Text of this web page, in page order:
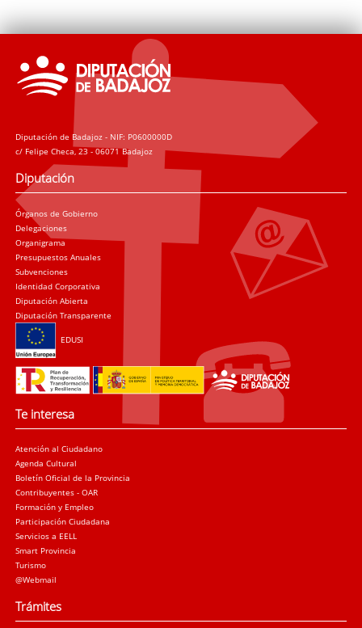
Diputación de Badajoz - NIF: P0600000D
c/ Felipe Checa, 23 - 06071 Badajoz
Diputación
Órganos de Gobierno
Delegaciones
Organigrama
Presupuestos Anuales
Subvenciones
Identidad Corporativa
Diputación Abierta
Diputación Transparente
EDUSI
Te interesa
Atención al Ciudadano
Agenda Cultural
Boletín Oficial de la Provincia
Contribuyentes - OAR
Formación y Empleo
Participación Ciudadana
Servicios a EELL
Smart Provincia
Turismo
@Webmail
Trámites